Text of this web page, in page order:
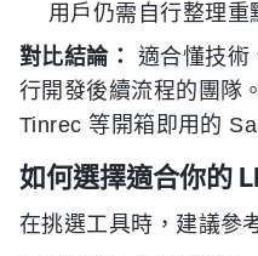
用戶仍需自行整理重
對比結論：
適合懂技術
行開發後續流程的團隊
Tinrec 等開箱即用的
如何選擇適合你的
在挑選工具時，建議參